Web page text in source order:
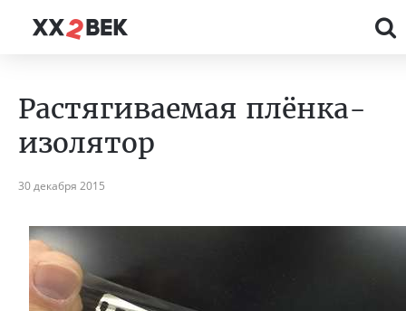
Растягиваемая плёнка-
изолятор
30 декабря 2015